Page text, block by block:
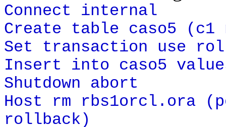
Connect internal
Create table caso5 (c1
Set transaction use
Insert into caso5
Shutdown abort
Host rm rbs1orcl.ora
rollback)